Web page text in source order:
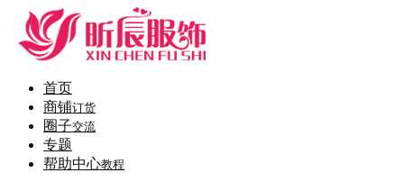
首页
商铺订货
圈子交流
专题
帮助中心教程